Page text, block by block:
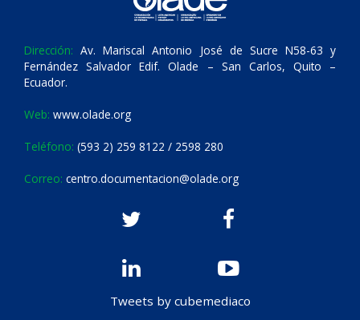
Dirección: Av. Mariscal Antonio José de Sucre N58-63 y
Fernández Salvador Edif. Olade – San Carlos, Quito –
Ecuador.
Web: www.olade.org
Teléfono: (593 2) 259 8122 / 2598 280
Correo: centro.documentacion@olade.org
Tweets by cubemediaco